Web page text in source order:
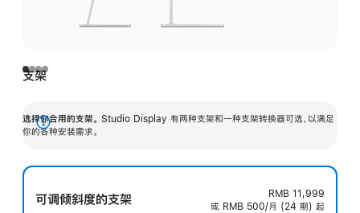
支架
选择你合用的支架。 Studio Display 有两种支架和一种支架转换器可选，以满足
你的各种安装需求。
展
可调倾斜度的支架
RMB 11,999
或 RMB 500/月 (24 期) 起